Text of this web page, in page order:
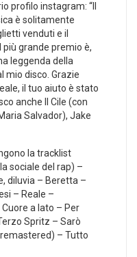
profilo instagram: “Il
è solitamente
venduti e il
grande premio è,
leggenda della
mio disco. Grazie
il tuo aiuto è stato
anche Il Cile (con
Salvador), Jake
la tracklist
sociale del rap) –
diluvia – Beretta –
– Reale –
a lato – Per
Spritz – Sarò
– Tutto